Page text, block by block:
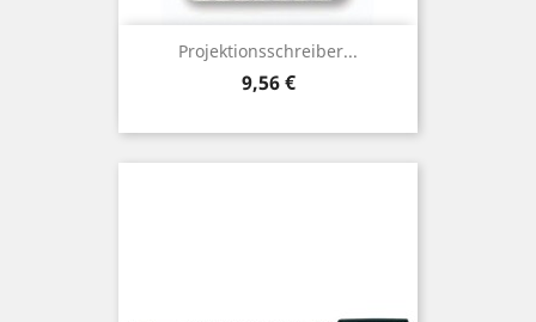
Projektionsschreiber...
Preis
9,56 €